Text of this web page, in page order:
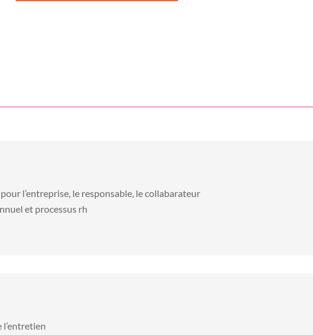
l’entreprise, le responsable, le collabarateur
et processus rh
l’entretien